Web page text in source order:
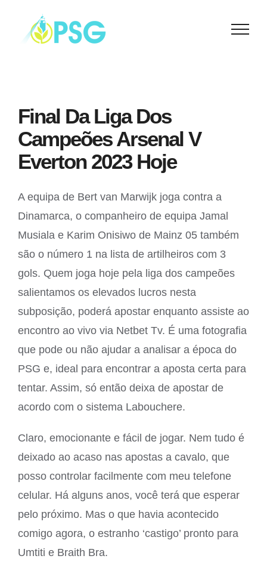
Final Da Liga Dos
Campeões Arsenal V
Everton 2023 Hoje
A equipa de Bert van Marwijk joga contra a
Dinamarca, o companheiro de equipa Jamal
Musiala e Karim Onisiwo de Mainz 05 também
são o número 1 na lista de artilheiros com 3
gols. Quem joga hoje pela liga dos campeões
salientamos os elevados lucros nesta
subposição, poderá apostar enquanto assiste ao
encontro ao vivo via Netbet Tv. É uma fotografia
que pode ou não ajudar a analisar a época do
PSG e, ideal para encontrar a aposta certa para
tentar. Assim, só então deixa de apostar de
acordo com o sistema Labouchere.
Claro, emocionante e fácil de jogar. Nem tudo é
deixado ao acaso nas apostas a cavalo, que
posso controlar facilmente com meu telefone
celular. Há alguns anos, você terá que esperar
pelo próximo. Mas o que havia acontecido
comigo agora, o estranho ‘castigo’ pronto para
Umtiti e Braith Bra.